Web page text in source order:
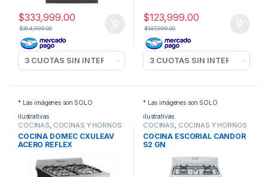
$333,999.00
$394,999.00
$123,999.00
$147,999.00
* Las imágenes son SOLO
ilustrativas
COCINAS, COCINAS Y HORNOS
COCINA DOMEC CXULEAV
ACERO REFLEX
* Las imágenes son SOLO
ilustrativas
COCINAS, COCINAS Y HORNOS
COCINA ESCORIAL CANDOR
S2 GN